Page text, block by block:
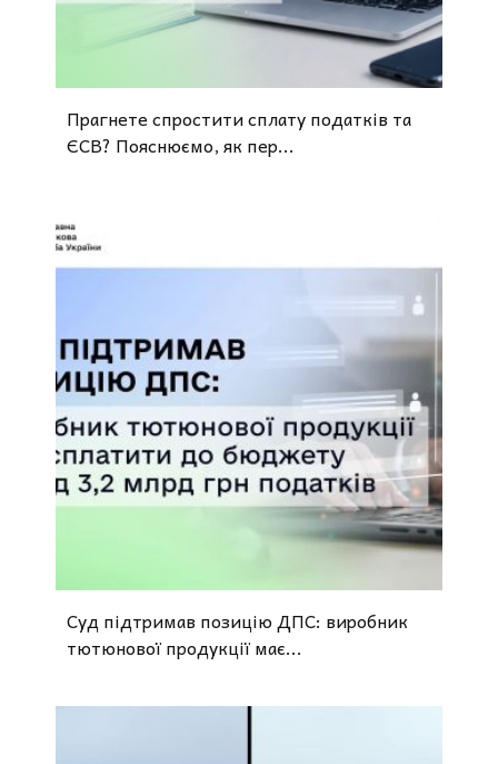
Прагнете спростити сплату податків та
ЄСВ? Пояснюємо, як пер...
Суд підтримав позицію ДПС: виробник
тютюнової продукції має...